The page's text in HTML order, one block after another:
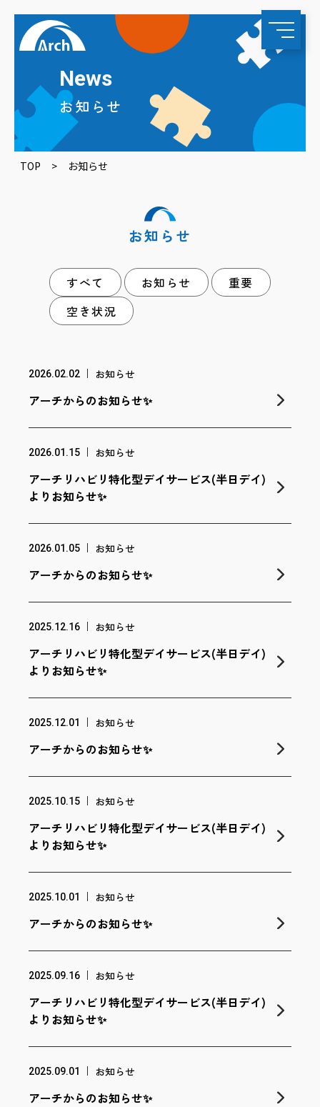
News
お知らせ
TOP > お知らせ
お知らせ
すべて お知らせ
重要
空き状況
2026.02.02 お知らせ
アーチからのお知らせ✨
2026.01.15 お知らせ
アーチリハビリ特化型デイサービス(半日デイ)
よりお知らせ✨
2026.01.05 お知らせ
アーチからのお知らせ✨
2025.12.16 お知らせ
アーチリハビリ特化型デイサービス(半日デイ)
よりお知らせ✨
2025.12.01 お知らせ
アーチからのお知らせ✨
2025.10.15 お知らせ
アーチリハビリ特化型デイサービス(半日デイ)
よりお知らせ✨
2025.10.01 お知らせ
アーチからのお知らせ✨
2025.09.16 お知らせ
アーチリハビリ特化型デイサービス(半日デイ)
よりお知らせ✨
2025.09.01 お知らせ
アーチからのお知らせ✨